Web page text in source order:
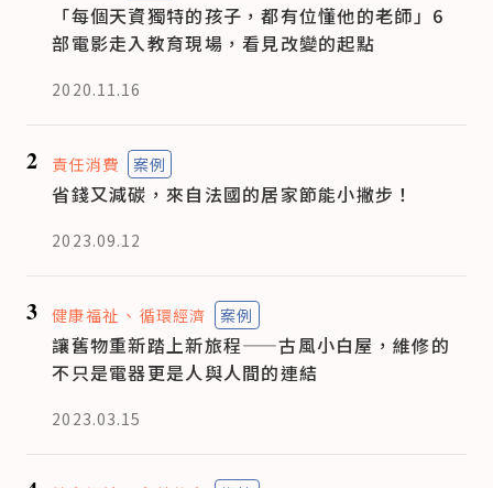
「每個天資獨特的孩子，都有位懂他的老師」6
部電影走入教育現場，看見改變的起點
2020.11.16
2 責任消費 案例
省錢又減碳，來自法國的居家節能小撇步！
2023.09.12
3 健康福祉 循環經濟 案例
讓舊物重新踏上新旅程——古風小白屋，維修的
不只是電器更是人與人間的連結
2023.03.15